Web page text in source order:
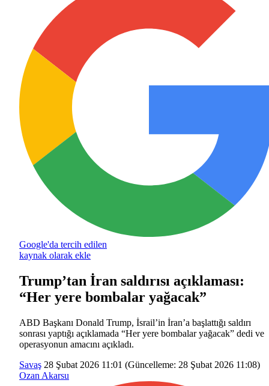
Google'da tercih edilen
kaynak olarak ekle
Trump’tan İran saldırısı açıklaması:
“Her yere bombalar yağacak”
ABD Başkanı Donald Trump, İsrail’in İran’a başlattığı saldırı
sonrası yaptığı açıklamada “Her yere bombalar yağacak” dedi ve
operasyonun amacını açıkladı.
Savaş 28 Şubat 2026 11:01 (Güncelleme: 28 Şubat 2026 11:08)
Ozan Akarsu